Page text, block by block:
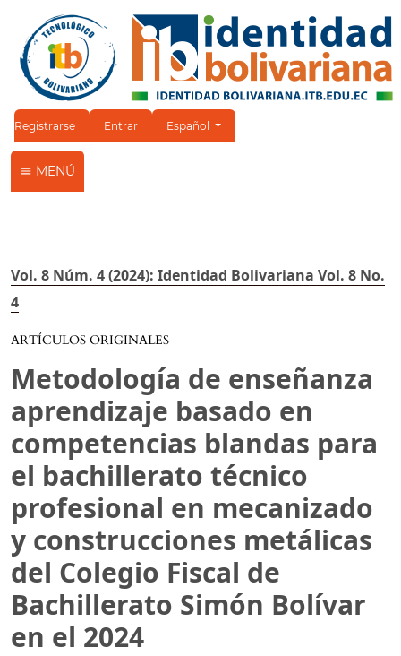
Registrarse Entrar Cambiar el idioma. El idioma actual es:
Español
MENÚ
Vol. 8 Núm. 4 (2024): Identidad Bolivariana Vol. 8 No.
4
ARTÍCULOS ORIGINALES
Metodología de enseñanza
aprendizaje basado en
competencias blandas para
el bachillerato técnico
profesional en mecanizado
y construcciones metálicas
del Colegio Fiscal de
Bachillerato Simón Bolívar
en el 2024